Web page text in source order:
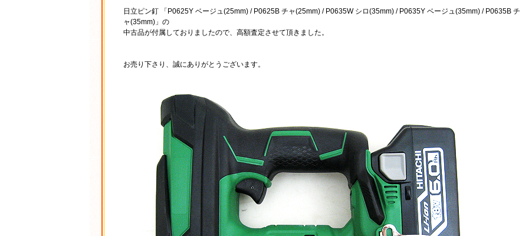
日立ピン釘 「P0625Y ベージュ(25mm) / P0625B チャ(25mm) / P0635W シロ(35mm) / P0635Y ベージュ(35mm) / P0635B チ
ャ(35mm)」の
中古品が付属しておりましたので、高額査定させて頂きました。
お売り下さり、誠にありがとうございます。